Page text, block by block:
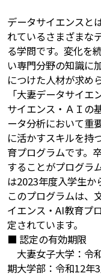
データサイエンスと
れているさまざまな
る学問です。変化を
い専門分野の知識に
につけた人材が求め
「大妻データサイ
サイエンス・ＡＩの
ータ分析において重
に活かすスキルを持
育プログラムです。
することがプログラ
は2023年度入学生か
このプログラムは、
イエンス・AI教育プ
定されています。
■ 認定の有効期限
大妻女子大学：令
期大学部：令和12年